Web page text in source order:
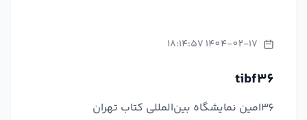
1404-02-17 18:14:57
tibf36
36امین نمایشگاه بین‌المللی کتاب تهران